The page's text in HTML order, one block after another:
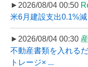
►2026/08/04 00:50
米6月建設支出0.1%
►2026/08/04 00:30
不動産書類を入れる
トレージ× ...